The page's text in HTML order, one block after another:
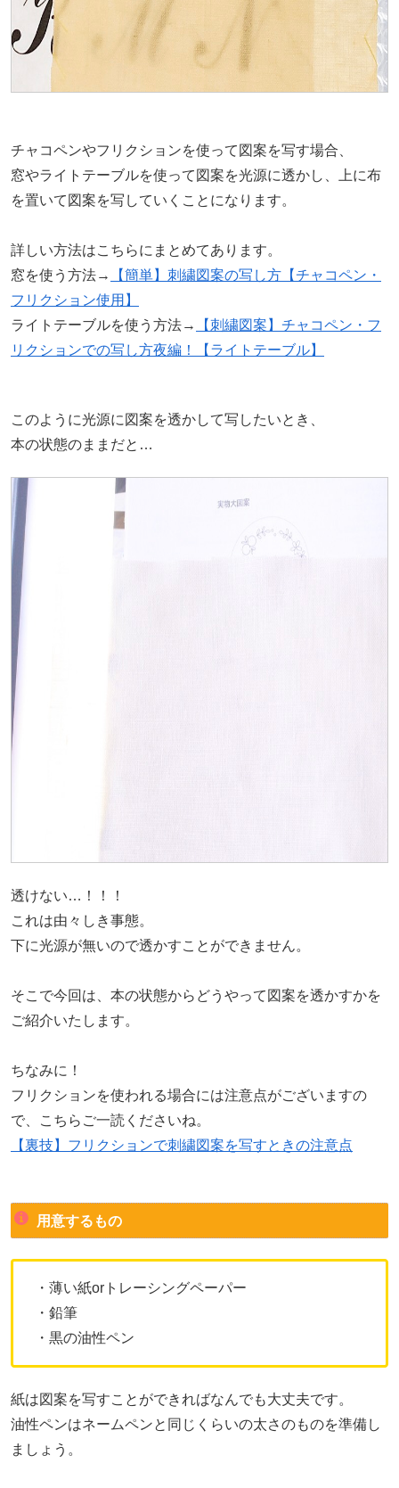
チャコペンやフリクションを使って図案を写す場合、
窓やライトテーブルを使って図案を光源に透かし、上に布
を置いて図案を写していくことになります。
詳しい方法はこちらにまとめてあります。
窓を使う方法→
【簡単】刺繍図案の写し方【チャコペン・
フリクション使用】
ライトテーブルを使う方法→
【刺繍図案】チャコペン・フ
リクションでの写し方夜編！【ライトテーブル】
このように光源に図案を透かして写したいとき、
本の状態のままだと…
透けない…！！！
これは由々しき事態。
下に光源が無いので透かすことができません。
そこで今回は、本の状態からどうやって図案を透かすかを
ご紹介いたします。
ちなみに！
フリクションを使われる場合には注意点がございますの
で、こちらご一読くださいね。
【裏技】フリクションで刺繍図案を写すときの注意点
用意するもの
・薄い紙orトレーシングペーパー
・鉛筆
・黒の油性ペン
紙は図案を写すことができればなんでも大丈夫です。
油性ペンはネームペンと同じくらいの太さのものを準備し
ましょう。